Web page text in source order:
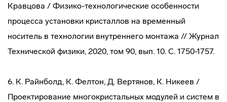
Кравцова / Физико-технологические особенности
процесса установки кристаллов на временный
носитель в технологии внутреннего монтажа // Журнал
Технической физики, 2020, том 90, вып. 10. С. 1750-1757.
6. К. Райнболд, К. Фелтон, Д. Вертянов, К. Никеев /
Проектирование многокристальных модулей и систем в